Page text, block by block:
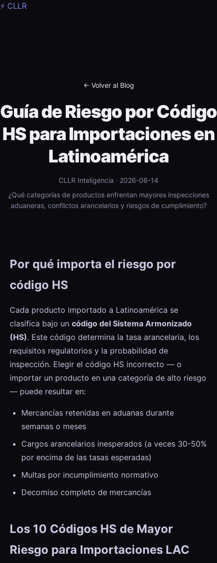
⚡ CLLR
← Volver al Blog
Guía de Riesgo por Código
HS para Importaciones en
Latinoamérica
CLLR Inteligencia · 2026-06-14
¿Qué categorías de productos enfrentan mayores inspecciones
aduaneras, conflictos arancelarios y riesgos de cumplimiento?
Por qué importa el riesgo por
código HS
Cada producto importado a Latinoamérica se
clasifica bajo un código del Sistema Armonizado
(HS). Este código determina la tasa arancelaria, los
requisitos regulatorios y la probabilidad de
inspección. Elegir el código HS incorrecto — o
importar un producto en una categoría de alto riesgo
— puede resultar en:
Mercancías retenidas en aduanas durante
semanas o meses
Cargos arancelarios inesperados (a veces 30-50%
por encima de las tasas esperadas)
Multas por incumplimiento normativo
Decomiso completo de mercancías
Los 10 Códigos HS de Mayor
Riesgo para Importaciones LAC